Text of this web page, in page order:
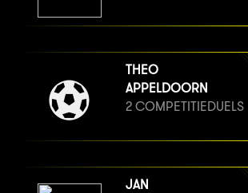
THEO
APPELDOORN
2 COMPETITIEDUELS
JAN